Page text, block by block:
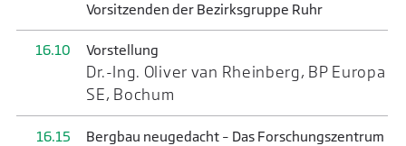
Vorsitzenden der Bezirksgruppe Ruhr
16.10 Vorstellung
Dr.-Ing. Oliver van Rheinberg, BP Europa
SE, Bochum
16.15
Bergbau neugedacht – Das Forschungszentrum